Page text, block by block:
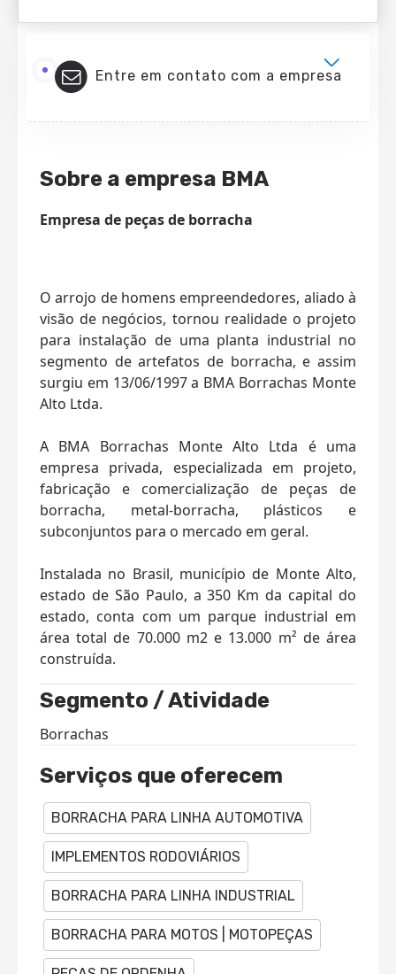
Entre em contato com a empresa
Sobre a empresa BMA
Empresa de peças de borracha
O arrojo de homens empreendedores, aliado à
visão de negócios, tornou realidade o projeto
para instalação de uma planta industrial no
segmento de artefatos de borracha, e assim
surgiu em 13/06/1997 a BMA Borrachas Monte
Alto Ltda.
A BMA Borrachas Monte Alto Ltda é uma
empresa privada, especializada em projeto,
fabricação e comercialização de peças de
borracha, metal-borracha, plásticos e
subconjuntos para o mercado em geral.
Instalada no Brasil, município de Monte Alto,
estado de São Paulo, a 350 Km da capital do
estado, conta com um parque industrial em
área total de 70.000 m2 e 13.000 m² de área
construída.
Segmento / Atividade
Borrachas
Serviços que oferecem
BORRACHA PARA LINHA AUTOMOTIVA
IMPLEMENTOS RODOVIÁRIOS
BORRACHA PARA LINHA INDUSTRIAL
BORRACHA PARA MOTOS | MOTOPEÇAS